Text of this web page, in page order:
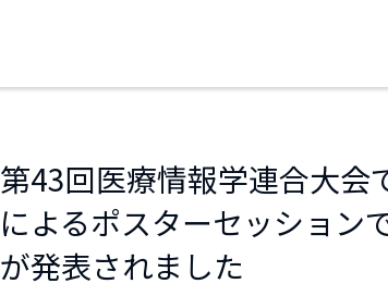
第43回医療情報学連合大会
によるポスターセッション
が発表されました